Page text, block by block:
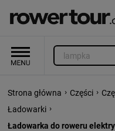
Strona główna › Części ›
Ładowarki ›
Ładowarka do roweru